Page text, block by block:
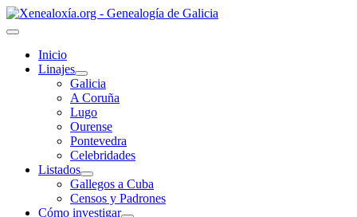
Inicio
Linajes
Galicia
A Coruña
Lugo
Ourense
Pontevedra
Celebridades
Listados
Gallegos a Cuba
Censos y Padrones
Cómo investigar